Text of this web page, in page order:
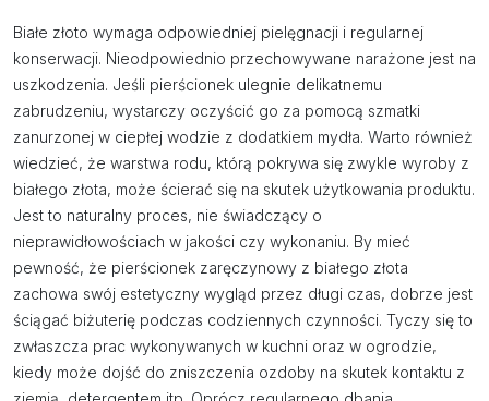
Białe złoto wymaga odpowiedniej pielęgnacji i regularnej
konserwacji. Nieodpowiednio przechowywane narażone jest na
uszkodzenia. Jeśli pierścionek ulegnie delikatnemu
zabrudzeniu, wystarczy oczyścić go za pomocą szmatki
zanurzonej w ciepłej wodzie z dodatkiem mydła. Warto również
wiedzieć, że warstwa rodu, którą pokrywa się zwykle wyroby z
białego złota, może ścierać się na skutek użytkowania produktu.
Jest to naturalny proces, nie świadczący o
nieprawidłowościach w jakości czy wykonaniu. By mieć
pewność, że pierścionek zaręczynowy z białego złota
zachowa swój estetyczny wygląd przez długi czas, dobrze jest
ściągać biżuterię podczas codziennych czynności. Tyczy się to
zwłaszcza prac wykonywanych w kuchni oraz w ogrodzie,
kiedy może dojść do zniszczenia ozdoby na skutek kontaktu z